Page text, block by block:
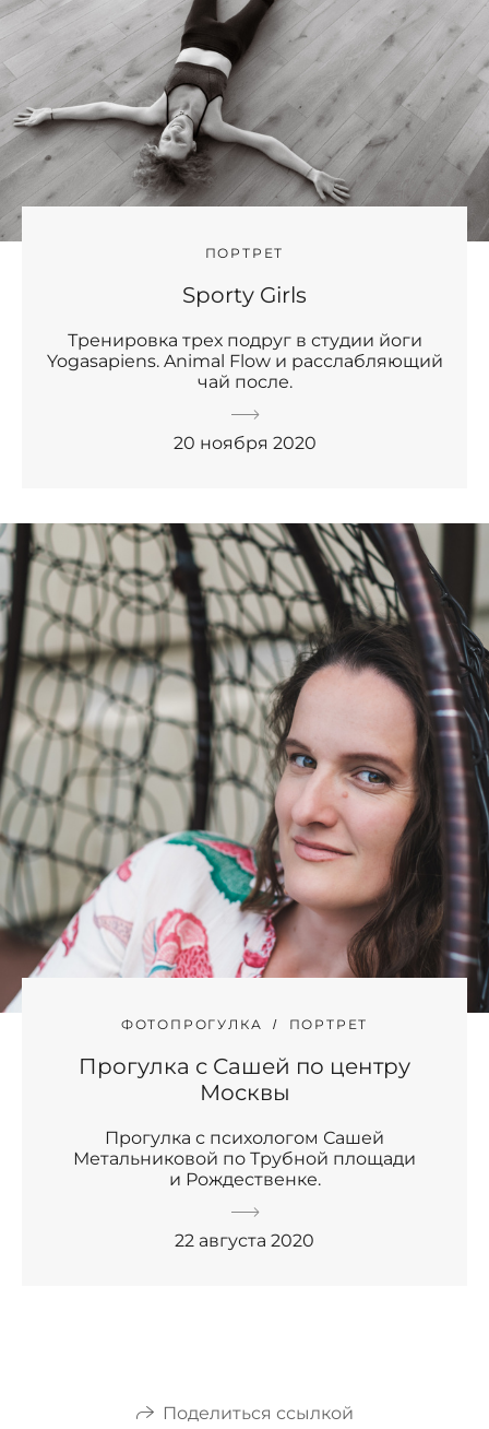
ПОРТРЕТ
Sporty Girls
Тренировка трех подруг в студии йоги
Yogasapiens. Animal Flow и расслабляющий
чай после.
20 ноября 2020
ФОТОПРОГУЛКА ПОРТРЕТ
Прогулка с Сашей по центру
Москвы
Прогулка с психологом Сашей
Метальниковой по Трубной площади
и Рождественке.
22 августа 2020
Поделиться ссылкой